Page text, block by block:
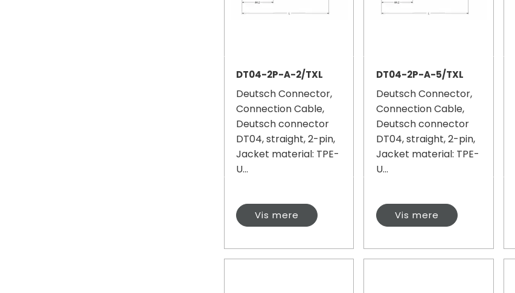
DT04-2P-A-2/TXL
Deutsch Connector,
Connection Cable,
Deutsch connector
DT04, straight, 2-pin,
Jacket material: TPE-
U...
Vis mere
DT04-2P-A-5/TXL
Deutsch Connector,
Connection Cable,
Deutsch connector
DT04, straight, 2-pin,
Jacket material: TPE-
U...
Vis mere